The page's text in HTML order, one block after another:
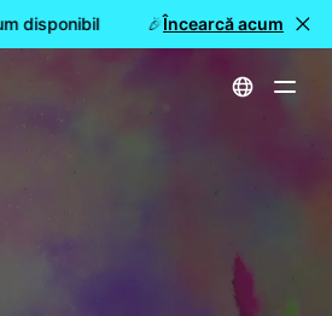
disponibil 🎉 Model nou LIVE:
Încearcă acum
video gratuit AI Holi